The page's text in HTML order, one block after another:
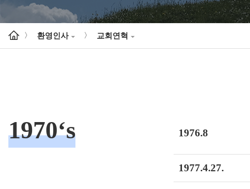
> 환영인사 > 교회연혁
1970‘s 1976.8
1977.4.27.